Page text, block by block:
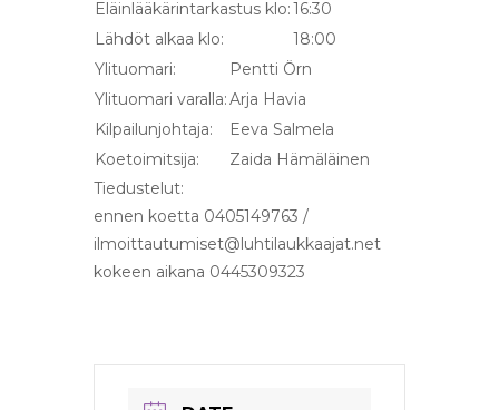
Eläinlääkärintarkastus klo:16:30
Lähdöt alkaa klo:
18:00
Ylituomari:
Pentti Örn
Ylituomari varalla:Arja Havia
Kilpailunjohtaja:
Eeva Salmela
Koetoimitsija:
Zaida Hämäläinen
Tiedustelut:
ennen koetta 0405149763 /
ilmoittautumiset@luhtilaukkaajat.net
kokeen aikana 0445309323